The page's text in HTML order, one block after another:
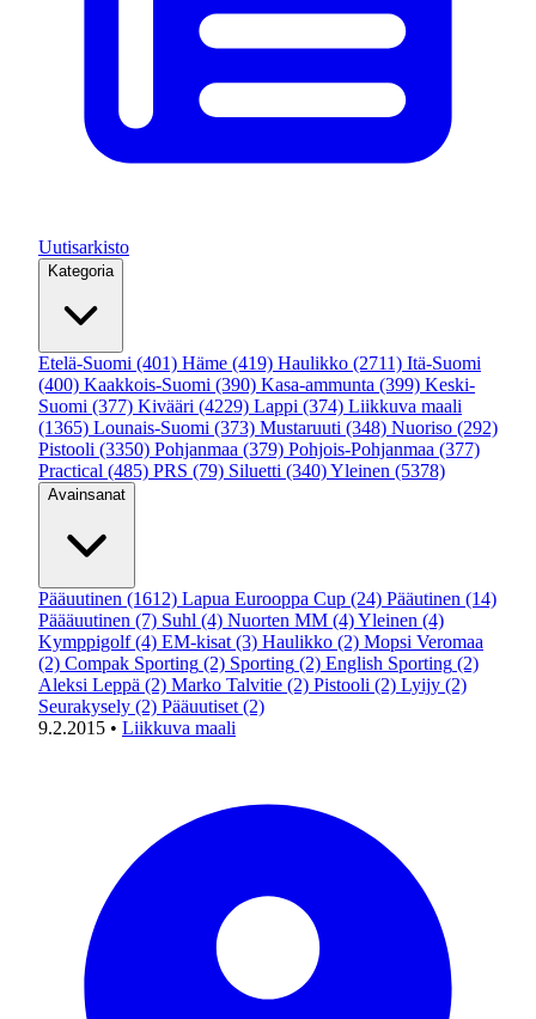
Uutisarkisto
Kategoria
Etelä-Suomi (401) Häme (419) Haulikko (2711) Itä-Suomi
(400) Kaakkois-Suomi (390) Kasa-ammunta (399) Keski-
Suomi (377) Kivääri (4229) Lappi (374) Liikkuva maali
(1365) Lounais-Suomi (373) Mustaruuti (348) Nuoriso (292)
Pistooli (3350) Pohjanmaa (379) Pohjois-Pohjanmaa (377)
Practical (485) PRS (79) Siluetti (340)Yleinen (5378)
Avainsanat
Pääuutinen (1612) Lapua Eurooppa Cup (24) Pääutinen (14)
Päääuutinen (7) Suhl (4) Nuorten MM (4)Yleinen (4)
Kymppigolf (4) EM-kisat (3) Haulikko (2) Mopsi Veromaa
(2) Compak Sporting (2) Sporting (2) English Sporting (2)
Aleksi Leppä (2) Marko Talvitie (2) Pistooli (2) Lyijy (2)
Seurakysely (2) Pääuutiset (2)
9.2.2015 • Liikkuva maali